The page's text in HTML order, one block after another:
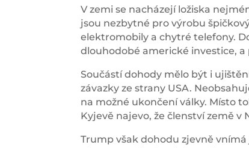
V zemi se nacházejí ložiska
jsou nezbytné pro výrobu
elektromobily a chytré telefony.
dlouhodobé americké investice,
Součástí dohody mělo být i
závazky ze strany USA.
na možné ukončení války. Místo
Kyjevě najevo, že členství země v
Trump však dohodu zjevně